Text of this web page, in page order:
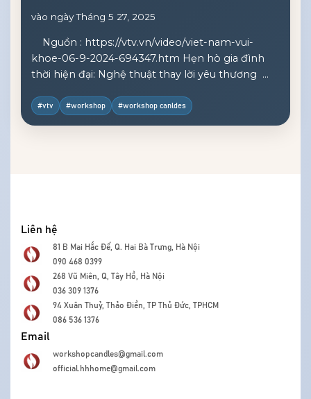
vào ngày Tháng 5 27, 2025
Nguồn : https://vtv.vn/video/viet-nam-vui-
khoe-06-9-2024-694347.htm Hẹn hò gia đình
thời hiện đại: Nghệ thuật thay lời yêu thương
gia đình không còn chỉ xoay quanh các bữa ăn
quen thuộc mà đã mở ra vô vàn cách trải nghiệm
#vtv #workshop #workshop canldes
Liên hệ
81 B Mai Hắc Đế, Q. Hai Bà Trưng, Hà Nội
090 468 0399
268 Vũ Miên, Q, Tây Hồ, Hà Nội
036 309 1376
94 Xuân Thuỷ, Thảo Điền, TP Thủ Đức, TPHCM
086 536 1376
Email
workshopcandles@gmail.com
official.hhhome@gmail.com